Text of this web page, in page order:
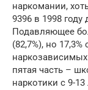
наркомании,
9396 в 1998 году
Подавляющее
(82,7%), но
пятая часть –
наркотики с 9-